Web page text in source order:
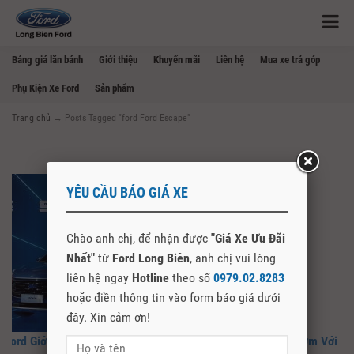
Bảng giá lăn bánh Giới thiệu Khuyến mãi Liên hệ Mua xe trả góp
Phụ Kiện Xe Ford Sản phẩm
Trang chủ → Posts Tagged "ford Ford Escape"
Ford Giới Thiệu Ford Escape 2020, Đại Lý Ford Nhận Cọc Sớm Với
YÊU CẦU BÁO GIÁ XE
Chào anh chị, để nhận được "Giá Xe Ưu Đãi
Nhất" từ Ford Long Biên, anh chị vui lòng
liên hệ ngay Hotline theo số 0979.02.8283
hoặc điền thông tin vào form báo giá dưới
đây. Xin cảm ơn!